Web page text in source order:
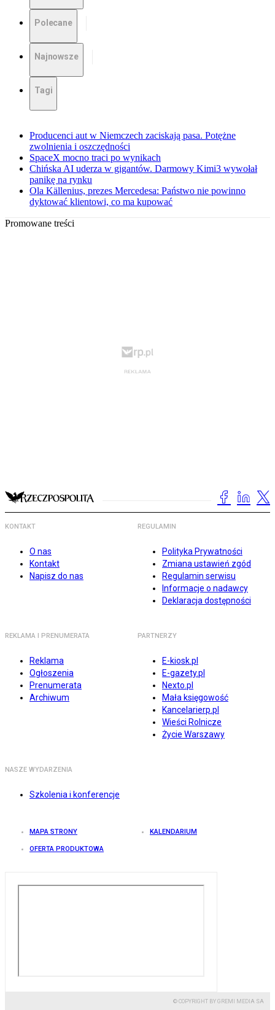
Polecane
Najnowsze
Tagi
Producenci aut w Niemczech zaciskają pasa. Potężne
zwolnienia i oszczędności
SpaceX mocno traci po wynikach
Chińska AI uderza w gigantów. Darmowy Kimi3 wywołał
panikę na rynku
Ola Källenius, prezes Mercedesa: Państwo nie powinno
dyktować klientowi, co ma kupować
Promowane treści
KONTAKT
O nas
Kontakt
Napisz do nas
REGULAMIN
Polityka Prywatności
Zmiana ustawień zgód
Regulamin serwisu
Informacje o nadawcy
Deklaracja dostępności
REKLAMA I PRENUMERATA
Reklama
Ogłoszenia
Prenumerata
Archiwum
PARTNERZY
E-kiosk.pl
E-gazety.pl
Nexto.pl
Mała księgowość
Kancelarierp.pl
Wieści Rolnicze
Życie Warszawy
NASZE WYDARZENIA
Szkolenia i konferencje
MAPA STRONY KALENDARIUM
OFERTA PRODUKTOWA
© COPYRIGHT BY GREMI MEDIA SA